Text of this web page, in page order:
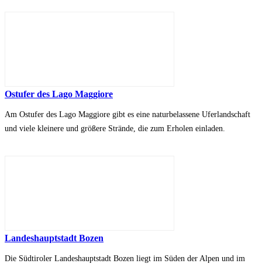
Ostufer des Lago Maggiore
Am Ostufer des Lago Maggiore gibt es eine naturbelassene Uferlandschaft
und viele kleinere und größere Strände, die zum Erholen einladen.
Landeshauptstadt Bozen
Die Südtiroler Landeshauptstadt Bozen liegt im Süden der Alpen und im